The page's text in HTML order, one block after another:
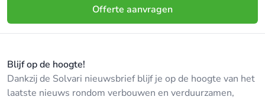
Offerte aanvragen
Blijf op de hoogte!
Dankzij de Solvari nieuwsbrief blijf je op de hoogte van het
laatste nieuws rondom verbouwen en verduurzamen,